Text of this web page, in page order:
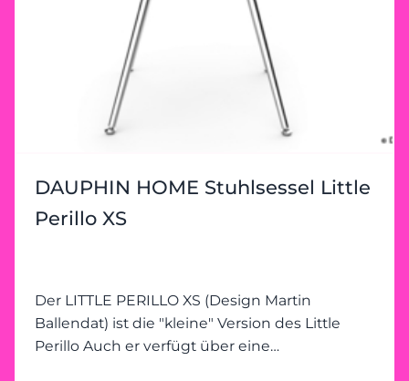
DAUPHIN HOME Stuhlsessel Little
Perillo XS
Der LITTLE PERILLO XS (Design Martin
Ballendat) ist die "kleine" Version des Little
Perillo Auch er verfügt über eine